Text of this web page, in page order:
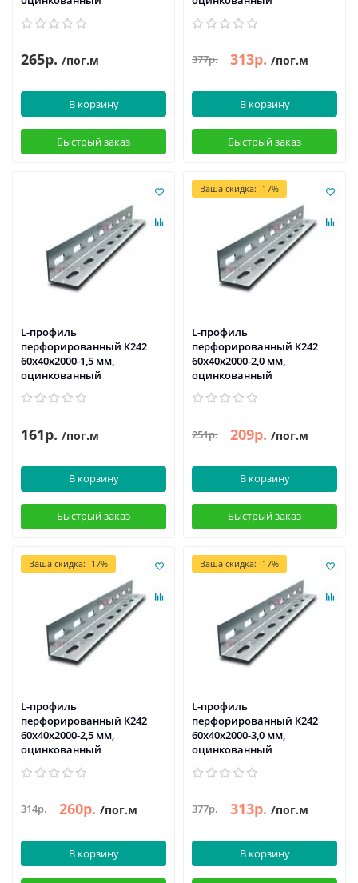
265р. /пог.м
В корзину
Быстрый заказ
377р. 313р. /пог.м
В корзину
Быстрый заказ
L-профиль
перфорированный К242
60x40x2000-1,5 мм,
оцинкованный
161р. /пог.м
В корзину
Быстрый заказ
Ваша скидка: -17%
L-профиль
перфорированный К242
60x40x2000-2,0 мм,
оцинкованный
251р. 209р. /пог.м
В корзину
Быстрый заказ
Ваша скидка: -17%
L-профиль
перфорированный К242
60x40x2000-2,5 мм,
оцинкованный
314р. 260р. /пог.м
В корзину
Ваша скидка: -17%
L-профиль
перфорированный К242
60x40x2000-3,0 мм,
оцинкованный
377р. 313р. /пог.м
В корзину